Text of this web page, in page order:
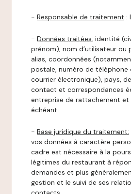
- Responsable de traitement :
- Données traitées: identité
prénom), nom d’utilisateur ou
alias, coordonnées
postale, numéro de téléphone
courrier électronique), pays,
contact et correspondances
entreprise de rattachement et
échéant.
- Base juridique du traitement:
vos données à caractère
cadre est nécessaire à la
légitimes du restaurant à
demandes et plus
gestion et le suivi de ses